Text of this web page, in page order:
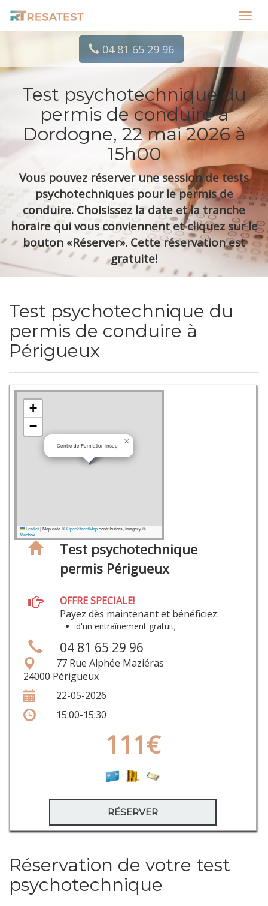
04 81 65 29 96
Test psychotechnique du
permis de conduire à
Dordogne, 22 mai 2026 à
15h00
Vous pouvez réserver une session de tests
psychotechniques pour le permis de
conduire. Choisissez la date et la tranche
horaire qui vous conviennent et cliquez sur le
bouton «Réserver». Cette réservation est
gratuite!
Test psychotechnique du
permis de conduire à
Périgueux
Centre de Formation Insup ×
+
−
Leaflet |Map data ©OpenStreetMapcontributors, Imagery ©
Mapbox
Test psychotechnique
permis Périgueux
OFFRE SPECIALE!
Payez dès maintenant et bénéficiez:
d'un entraînement gratuit;
04 81 65 29 96
77 Rue Alphée Maziéras
24000 Périgueux
22-05-2026
15:00-15:30
111€
RÉSERVER
Réservation de votre test
psychotechnique